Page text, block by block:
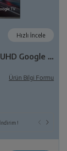
Hızlı İncele
Crystal 9 AI QLED 144Hz VRR 65" 4K UHD Google TV - B 965 C AI
Ürün Bilgi Formu
İndirim !